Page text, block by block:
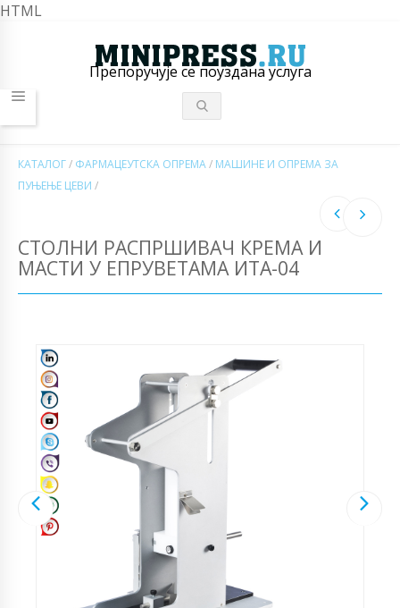
HTML
Препоручује се поуздана услуга
КАТАЛОГ/ ФАРМАЦЕУТСКА ОПРЕМА/ МАШИНЕ И ОПРЕМА ЗА
ПУЊЕЊЕ ЦЕВИ /
СТОЛНИ РАСПРШИВАЧ КРЕМА И
МАСТИ У ЕПРУВЕТАМА ИТА-04